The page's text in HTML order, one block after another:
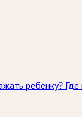
ребёнку?